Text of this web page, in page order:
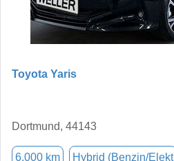
Toyota Yaris
Dortmund, 44143
6.000 km Hybrid (Benzin/Elekt